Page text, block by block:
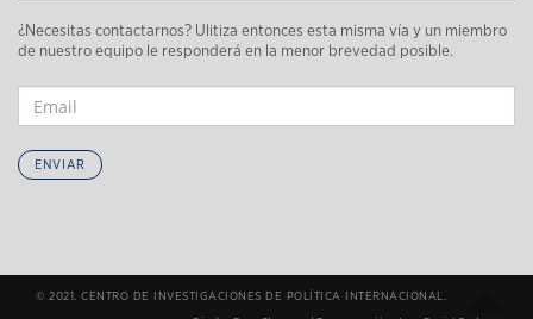
¿Necesitas contactarnos? Ulitiza entonces esta misma vía y un miembro
de nuestro equipo le responderá en la menor brevedad posible.
ENVIAR
© 2021. CENTRO DE INVESTIGACIONES DE POLÍTICA INTERNACIONAL.